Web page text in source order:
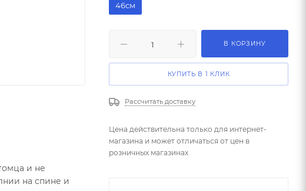
и не
на спине и
46см
В КОРЗИНУ
КУПИТЬ В 1 КЛИК
Рассчитать доставку
Цена действительна только для интернет-
магазина и может отличаться от цен в
розничных магазинах